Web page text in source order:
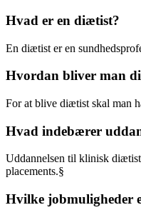
Hvad er en diætist?
En diætist er en
Hvordan bliver man
For at blive diætist skal man
Hvad indebærer
Uddannelsen til klinisk
placements.§
Hvilke jobmuligheder